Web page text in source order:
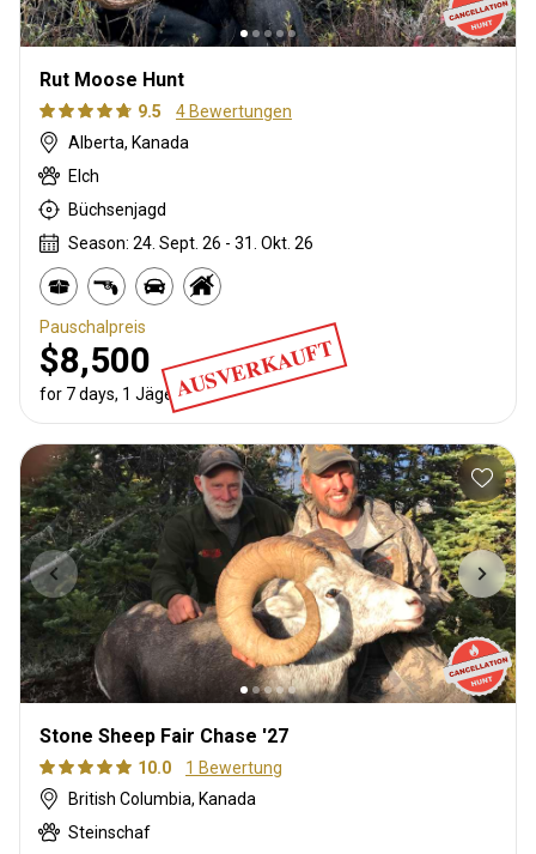
Rut Moose Hunt
9.5
4 Bewertungen
Alberta, Kanada
Elch
Büchsenjagd
Season: 24. Sept. 26 - 31. Okt. 26
AUSVERKAUFT
Pauschalpreis
$8,500
for 7 days, 1 Jäger
Stone Sheep Fair Chase '27
10.0
1 Bewertung
British Columbia, Kanada
Steinschaf